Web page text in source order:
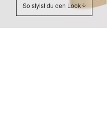
So stylst du den Look